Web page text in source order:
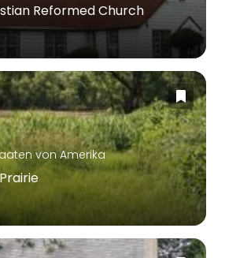
Reformed Church
von Amerika